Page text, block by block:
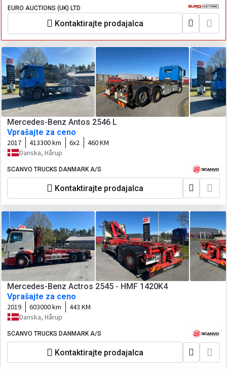
EURO AUCTIONS (UK) LTD
Kontaktirajte prodajalca
Mercedes-Benz Antos 2546 L
Vprašajte za ceno
2017 413300 km 6x2
460 KM
Danska, Hårup
SCANVO TRUCKS DANMARK A/S
Kontaktirajte prodajalca
Mercedes-Benz Actros 2545 - HMF 1420K4
Vprašajte za ceno
2019 603000 km
443 KM
Danska, Hårup
SCANVO TRUCKS DANMARK A/S
Kontaktirajte prodajalca